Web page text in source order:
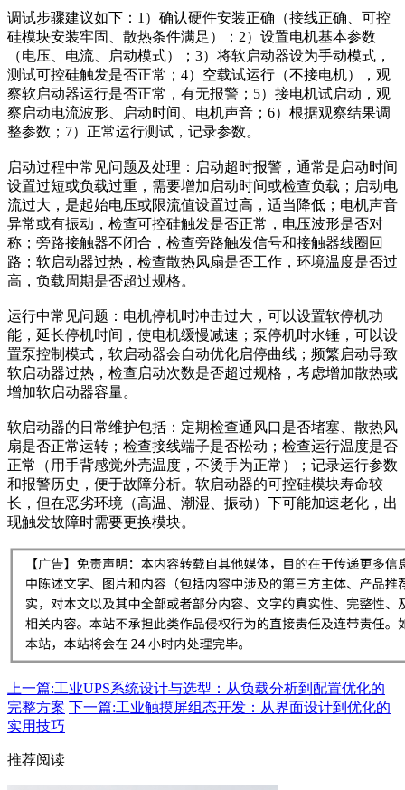
调试步骤建议如下：1）确认硬件安装正确（接线正确、可控
硅模块安装牢固、散热条件满足）；2）设置电机基本参数
（电压、电流、启动模式）；3）将软启动器设为手动模式，
测试可控硅触发是否正常；4）空载试运行（不接电机），观
察软启动器运行是否正常，有无报警；5）接电机试启动，观
察启动电流波形、启动时间、电机声音；6）根据观察结果调
整参数；7）正常运行测试，记录参数。
启动过程中常见问题及处理：启动超时报警，通常是启动时间
设置过短或负载过重，需要增加启动时间或检查负载；启动电
流过大，是起始电压或限流值设置过高，适当降低；电机声音
异常或有振动，检查可控硅触发是否正常，电压波形是否对
称；旁路接触器不闭合，检查旁路触发信号和接触器线圈回
路；软启动器过热，检查散热风扇是否工作，环境温度是否过
高，负载周期是否超过规格。
运行中常见问题：电机停机时冲击过大，可以设置软停机功
能，延长停机时间，使电机缓慢减速；泵停机时水锤，可以设
置泵控制模式，软启动器会自动优化启停曲线；频繁启动导致
软启动器过热，检查启动次数是否超过规格，考虑增加散热或
增加软启动器容量。
软启动器的日常维护包括：定期检查通风口是否堵塞、散热风
扇是否正常运转；检查接线端子是否松动；检查运行温度是否
正常（用手背感觉外壳温度，不烫手为正常）；记录运行参数
和报警历史，便于故障分析。软启动器的可控硅模块寿命较
长，但在恶劣环境（高温、潮湿、振动）下可能加速老化，出
现触发故障时需要更换模块。
上一篇:工业UPS系统设计与选型：从负载分析到配置优化的
完整方案 下一篇:工业触摸屏组态开发：从界面设计到优化的
实用技巧
推荐阅读